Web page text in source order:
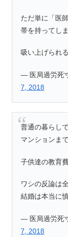
ただ単に「医
帯を持ってしま
吸い上げられ
— 医局過労死
7, 2018
普通の暮らし
マンションま
子供達の教育
ワシの反論は
結婚は本当に
— 医局過労死
7, 2018